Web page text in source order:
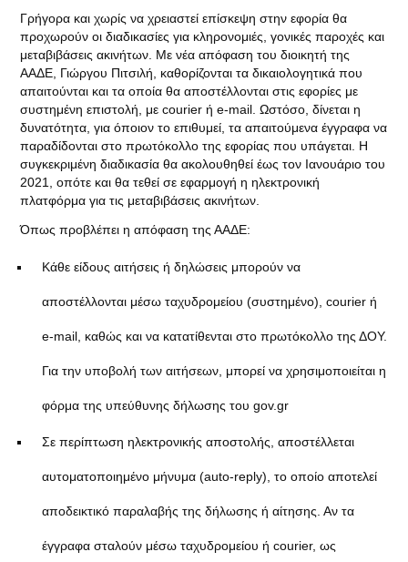
Γρήγορα και χωρίς να χρειαστεί επίσκεψη στην εφορία θα
προχωρούν οι διαδικασίες για κληρονομιές, γονικές παροχές και
μεταβιβάσεις ακινήτων. Με νέα απόφαση του διοικητή της
ΑΑΔΕ, Γιώργου Πιτσιλή, καθορίζονται τα δικαιολογητικά που
απαιτούνται και τα οποία θα αποστέλλονται στις εφορίες με
συστημένη επιστολή, με courier ή e-mail. Ωστόσο, δίνεται η
δυνατότητα, για όποιον το επιθυμεί, τα απαιτούμενα έγγραφα να
παραδίδονται στο πρωτόκολλο της εφορίας που υπάγεται. Η
συγκεκριμένη διαδικασία θα ακολουθηθεί έως τον Ιανουάριο του
2021, οπότε και θα τεθεί σε εφαρμογή η ηλεκτρονική
πλατφόρμα για τις μεταβιβάσεις ακινήτων.
Όπως προβλέπει η απόφαση της ΑΑΔΕ:
Κάθε είδους αιτήσεις ή δηλώσεις μπορούν να
αποστέλλονται μέσω ταχυδρομείου (συστημένο), courier ή
e-mail, καθώς και να κατατίθενται στο πρωτόκολλο της ΔΟΥ.
Για την υποβολή των αιτήσεων, μπορεί να χρησιμοποιείται η
φόρμα της υπεύθυνης δήλωσης του gov.gr
Σε περίπτωση ηλεκτρονικής αποστολής, αποστέλλεται
αυτοματοποιημένο μήνυμα (auto-reply), το οποίο αποτελεί
αποδεικτικό παραλαβής της δήλωσης ή αίτησης. Αν τα
έγγραφα σταλούν μέσω ταχυδρομείου ή courier, ως